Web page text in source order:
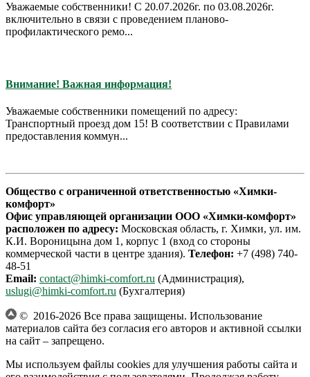
Уважаемые собственники! С 20.07.2026г. по 03.08.2026г.
включительно в связи с проведением планово-
профилактического ремо...
Внимание! Важная информация!
Уважаемые собственники помещений по адресу:
Транспортный проезд дом 15! В соответствии с Правилами
предоставления коммун...
Общество с ограниченной ответственностью «Химки-
комфорт»
Офис управляющей организации ООО «Химки-комфорт»
расположен по адресу: Московская область, г. Химки, ул. им.
К.И. Вороницына дом 1, корпус 1 (вход со стороны
коммерческой части в центре здания). Телефон: +7 (498) 740-
48-51
Email: contact@himki-comfort.ru (Администрация),
uslugi@himki-comfort.ru (Бухгалтерия)
© 2016-2026 Все права защищены. Использование
материалов сайта без согласия его авторов и активной ссылки
на сайт – запрещено.
Мы используем файлы cookies для улучшения работы сайта и